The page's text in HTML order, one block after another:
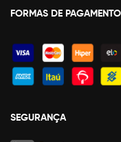
FORMAS DE PAGAMENTO
SEGURANÇA